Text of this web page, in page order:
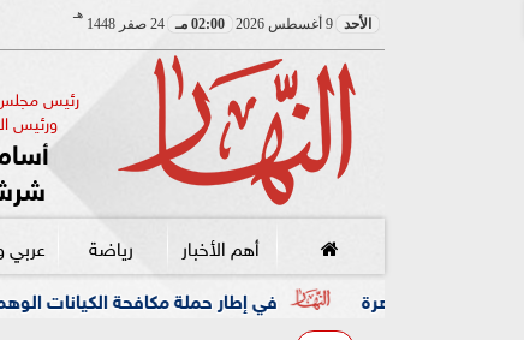
الأحد 9 أغسطس 2026 02:00 مـ 24 صفر 1448
هـ
رئيس مجلس
ورئيس
أهم الأخبار رياضة عربي
في إطار حملة مكافحة الكيانات الوهمية.. نقيب